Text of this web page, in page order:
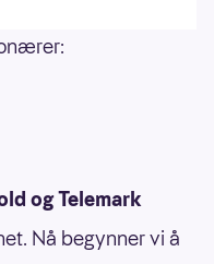
og Telemark
Nå begynner vi å